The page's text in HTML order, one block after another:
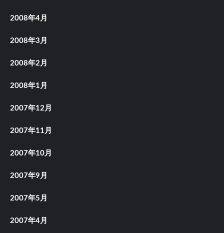
2008年4月
2008年3月
2008年2月
2008年1月
2007年12月
2007年11月
2007年10月
2007年9月
2007年5月
2007年4月